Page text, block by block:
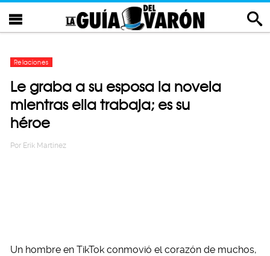
Relaciones
Le graba a su esposa la novela
mientras ella trabaja; es su
héroe
Por Erik Martinez
Un hombre en TikTok conmovió el corazón de muchos,